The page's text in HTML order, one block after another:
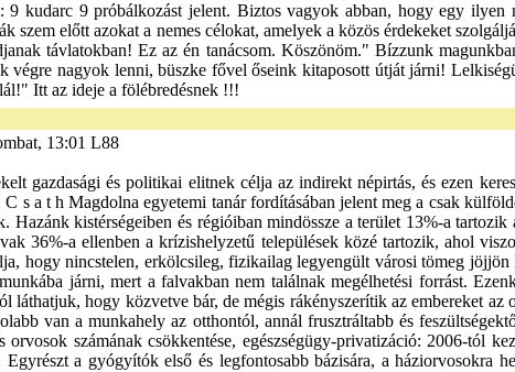
13:01 L88
gazdasági és politikai elitnek célja az indirekt népirtás, és ezen
s a t h Magdolna egyetemi tanár fordításában jelent meg a csak
kistérségeiben és régióiban mindössze a terület 13%-a
36%-a ellenben a krízishelyzetű települések közé tartozik, ahol
hogy nincstelen, erkölcsileg, fizikailag legyengült városi tömeg
járni, mert a falvakban nem találnak megélhetési forrást.
láthatjuk, hogy közvetve bár, de mégis rákényszerítik az embereket
van a munkahely az otthontól, annál frusztráltabb és
orvosok számának csökkentése, egészségügy-privatizáció: 2006-tól
a gyógyítók első és legfontosabb bázisára, a háziorvosokra